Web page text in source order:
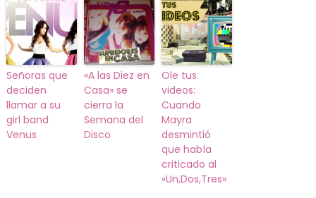
Señoras que
deciden
llamar a su
girl band
Venus
«A las Diez en
Casa» se
cierra la
Semana del
Disco
Ole tus
videos:
Cuando
Mayra
desmintió
que había
criticado al
«Un,Dos,Tres»